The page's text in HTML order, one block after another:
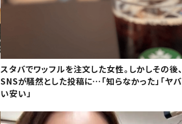
スタバでワッフルを注文した女性。しかしその後、
SNSが騒然とした投稿に…「知らなかった」「ヤバ
い安い」